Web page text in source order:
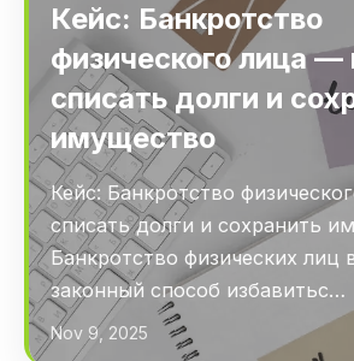
Кейс: Банкротство
физического лица —
списать долги и
имущество
Кейс: Банкротство
списать долги и сохранить
Банкротство физических лиц
законный способ избавитьс…
Nov 9, 2025